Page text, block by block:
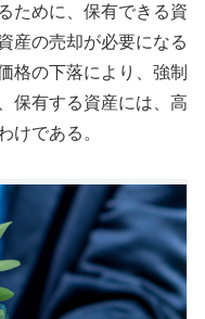
ために、保有できる資
産の売却が必要になる
格の下落により、強制
保有する資産には、高
けである。